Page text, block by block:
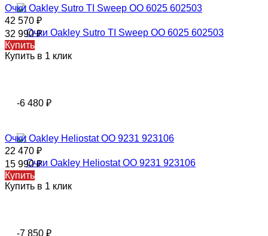
Очки Oakley Sutro TI Sweep OO 6025 602503
42 570 ₽
32 990₽
Купить
Купить в 1 клик
-6 480 ₽
Очки Oakley Heliostat OO 9231 923106
22 470 ₽
15 990₽
Купить
Купить в 1 клик
-7 850 ₽